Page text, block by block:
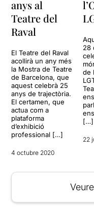
anys al
Teatre del
Raval
El Teatre del Raval
acollirà un any més
la Mostra de Teatre
de Barcelona, que
aquest celebrà 25
anys de trajectòria.
El certamen, que
actua com a
plataforma
d’exhibició
professional […]
4 octubre 2020
28
de
[…]
22